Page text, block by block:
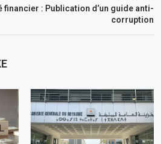
financier : Publication d’un guide anti-
corruption